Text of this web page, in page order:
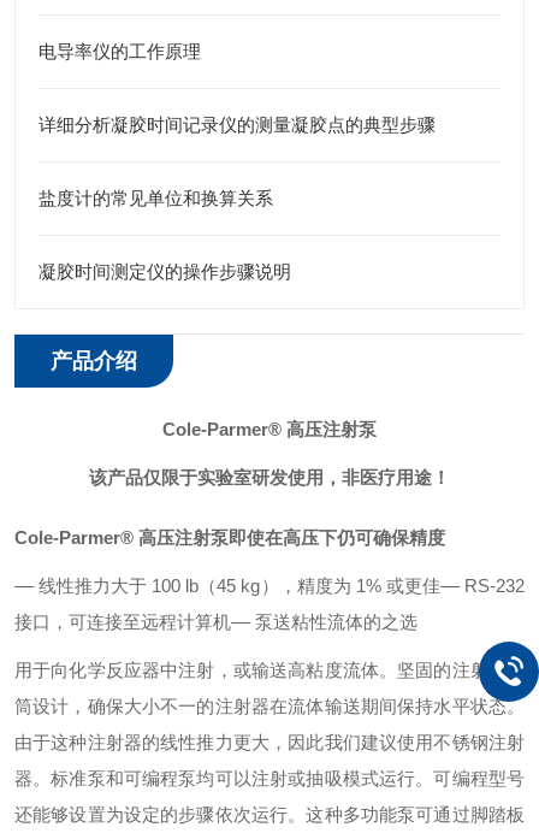
电导率仪的工作原理
详细分析凝胶时间记录仪的测量凝胶点的典型步骤
盐度计的常见单位和换算关系
凝胶时间测定仪的操作步骤说明
产品介绍
Cole-Parmer® 高压注射泵
该产品仅限于实验室研发使用，非医疗用途！
Cole-Parmer® 高压注射泵即使在高压下仍可确保精度
–– 线性推力大于 100 lb（45 kg），精度为 1% 或更佳–– RS-232
接口，可连接至远程计算机–– 泵送粘性流体的之选
用于向化学反应器中注射，或输送高粘度流体。坚固的注射器套
筒设计，确保大小不一的注射器在流体输送期间保持水平状态。
由于这种注射器的线性推力更大，因此我们建议使用不锈钢注射
器。标准泵和可编程泵均可以注射或抽吸模式运行。可编程型号
还能够设置为设定的步骤依次运行。这种多功能泵可通过脚踏板